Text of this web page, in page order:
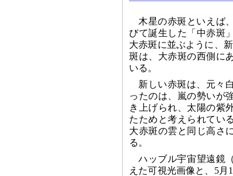
木星の赤斑といえば
びて誕生した「中赤斑
大赤斑に並ぶように、
斑は、大赤斑の西側に
いる。
新しい赤斑は、元々
ったのは、嵐の勢いが
き上げられ、太陽の紫
たためと考えられてい
大赤斑の雲と同じ高さ
る。
ハッブル宇宙望遠鏡（
えた可視光画像と、5月